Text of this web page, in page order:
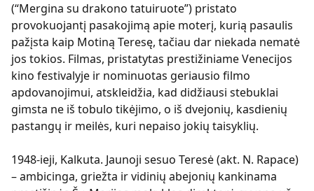
(“Mergina su drakono tatuiruote”) pristato
provokuojantį pasakojimą apie moterį, kurią pasaulis
pažįsta kaip Motiną Teresę, tačiau dar niekada nematė
jos tokios. Filmas, pristatytas prestižiniame Venecijos
kino festivalyje ir nominuotas geriausio filmo
apdovanojimui, atskleidžia, kad didžiausi stebuklai
gimsta ne iš tobulo tikėjimo, o iš dvejonių, kasdienių
pastangų ir meilės, kuri nepaiso jokių taisyklių.
1948-ieji, Kalkuta. Jaunoji sesuo Teresė (akt. N. Rapace)
– ambicinga, griežta ir vidinių abejonių kankinama